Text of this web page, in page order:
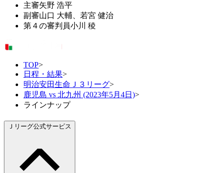
主審矢野 浩平
副審山口 大輔、若宮 健治
第４の審判員小川 稜
TOP>
日程・結果>
明治安田生命Ｊ３リーグ>
鹿児島 vs 北九州 (2023年5月4日)>
ラインナップ
Ｊリーグ公式サービス